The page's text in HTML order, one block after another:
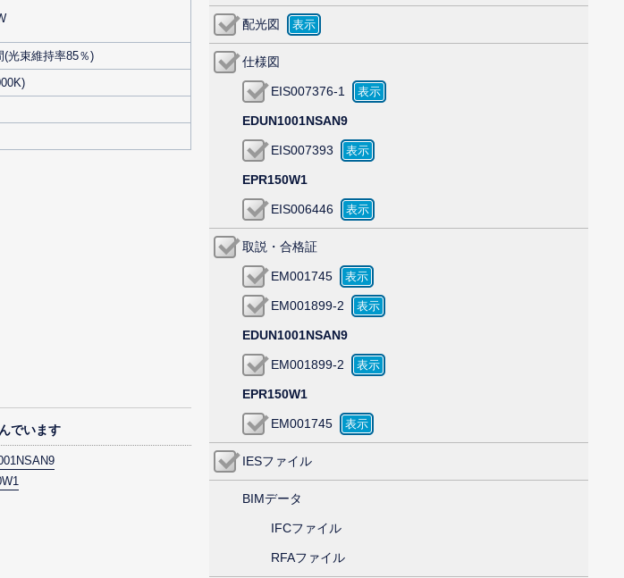
配光図
仕様図
EIS007376-1
EDUN1001NSAN9
EIS007393
EPR150W1
EIS006446
取説・合格証
EM001745
EM001899-2
EDUN1001NSAN9
EM001899-2
EPR150W1
EM001745
IESファイル
BIMデータ
IFCファイル
RFAファイル
(光束維持率85％)
でいます